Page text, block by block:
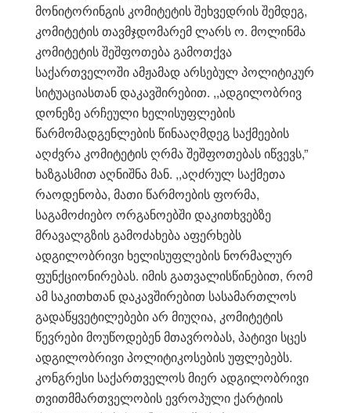
მონიტორინგის კომიტეტის შეხვედრის შემდეგ,
კომიტეტის თავმჯდომარემ ლარს ო. მოლინმა
კომიტეტის შეშფოთება გამოთქვა
საქართველოში ამჟამად არსებულ პოლიტიკურ
სიტუაციასთან დაკავშირებით. ,,ადგილობრივ
დონეზე არჩეული ხელისუფლების
წარმომადგენლების წინააღმდეგ საქმეების
აღძვრა კომიტეტის ღრმა შეშფოთებას იწვევს,”
ხაზგასმით აღნიშნა მან. ,,აღძრულ საქმეთა
რაოდენობა, მათი წარმოების ფორმა,
საგამოძიებო ორგანოებში დაკითხვებზე
მრავალგზის გამოძახება აფერხებს
ადგილობრივი ხელისუფლების ნორმალურ
ფუნქციონირებას. იმის გათვალისწინებით, რომ
ამ საკითხთან დაკავშირებით სასამართლოს
გადაწყვეტილებები არ მიუღია, კომიტეტის
წევრები მოუწოდებენ მთავრობას, პატივი სცეს
ადგილობრივი პოლიტიკოსების უფლებებს.
კონგრესი საქართველოს მიერ ადგილობრივი
თვითმმართველობის ევროპული ქარტიის